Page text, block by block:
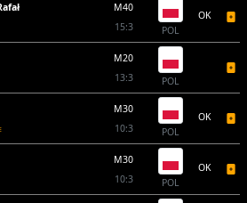
M40
15:3
POL
OK
M20
13:3
POL
M30
10:3
POL
OK
M30
10:3
POL
OK